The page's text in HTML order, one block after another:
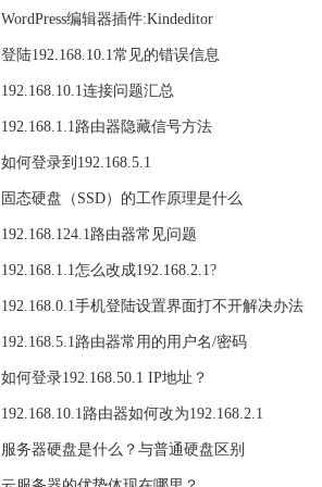
WordPress编辑器插件:Kindeditor
登陆192.168.10.1常见的错误信息
192.168.10.1连接问题汇总
192.168.1.1路由器隐藏信号方法
如何登录到192.168.5.1
固态硬盘（SSD）的工作原理是什么
192.168.124.1路由器常见问题
192.168.1.1怎么改成192.168.2.1?
192.168.0.1手机登陆设置界面打不开解决办法
192.168.5.1路由器常用的用户名/密码
如何登录192.168.50.1 IP地址？
192.168.10.1路由器如何改为192.168.2.1
服务器硬盘是什么？与普通硬盘区别